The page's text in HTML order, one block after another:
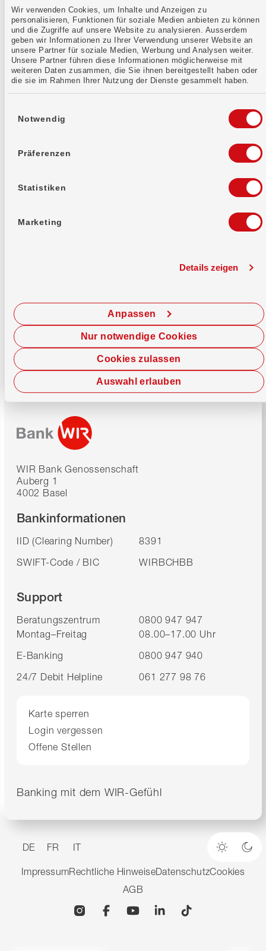
Wir verwenden Cookies, um Inhalte und Anzeigen zu
personalisieren, Funktionen für soziale Medien anbieten zu können
und die Zugriffe auf unsere Website zu analysieren. Ausserdem
geben wir Informationen zu Ihrer Verwendung unserer Website an
unsere Partner für soziale Medien, Werbung und Analysen weiter.
Unsere Partner führen diese Informationen möglicherweise mit
weiteren Daten zusammen, die Sie ihnen bereitgestellt haben oder
die sie im Rahmen Ihrer Nutzung der Dienste gesammelt haben.
Notwendig
Präferenzen
Statistiken
Marketing
Details zeigen
Cookies zulassen
Anpassen
Auswahl erlauben
Nur notwendige Cookies
Mehr erfahren
Kontaktformular
Jetzt chatten
WIR Bank Genossenschaft
Auberg 1
4002 Basel
Bankinformationen
IID (Clearing Number)
8391
SWIFT-Code / BIC
WIRBCHBB
Support
Beratungszentrum
0800 947 947
Montag–Freitag
08.00–17.00 Uhr
E-Banking
0800 947 940
24/7 Debit Helpline
061 277 98 76
Karte sperren
Login vergessen
Offene Stellen
Banking mit dem WIR-Gefühl
DE FR IT
Heller
ImpressumRechtliche HinweiseDatenschutzCookies
AGB
InstagramFacebookYouTubeLinkedin